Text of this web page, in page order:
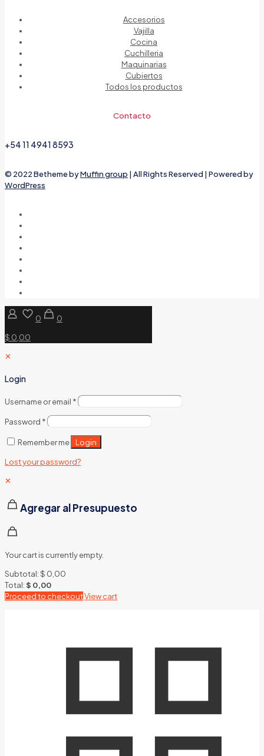
Accesorios
Vajilla
Cocina
Cuchilleria
Maquinarias
Cubiertos
Todos los productos
Contacto
+54 11 4941 8593
© 2022 Betheme byMuffin group | All Rights Reserved | Powered by
WordPress
0
0
$ 0,00
✕
Login
Username or email *
Password *
Remember me Login
Lost your password?
✕
Agregar al Presupuesto
Your cart is currently empty.
Subtotal:$ 0,00
Total:$ 0,00
Proceed to checkoutView cart